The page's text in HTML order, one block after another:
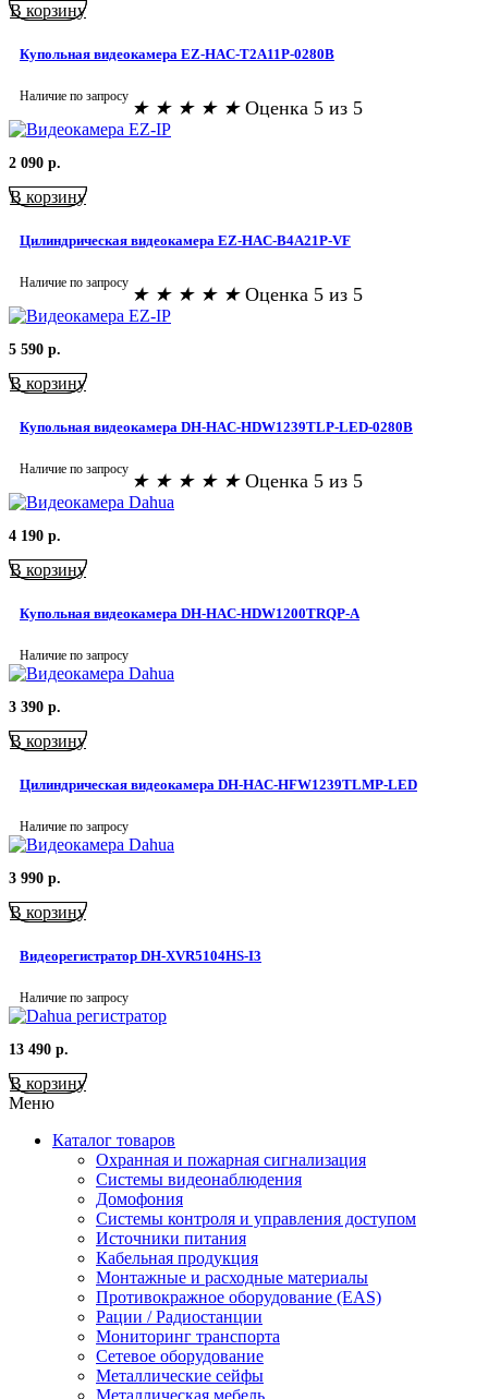
В корзину
Купольная видеокамера EZ-HAC-T2A11P-0280B
Наличие по запросу
★ ★ ★ ★ ★ Оценка 5 из 5
2 090 р.
В корзину
Цилиндрическая видеокамера EZ-HAC-B4A21P-VF
Наличие по запросу
★ ★ ★ ★ ★ Оценка 5 из 5
5 590 р.
В корзину
Купольная видеокамера DH-HAC-HDW1239TLP-LED-0280B
Наличие по запросу
★ ★ ★ ★ ★ Оценка 5 из 5
4 190 р.
В корзину
Купольная видеокамера DH-HAC-HDW1200TRQP-A
Наличие по запросу
3 390 р.
В корзину
Цилиндрическая видеокамера DH-HAC-HFW1239TLMP-LED
Наличие по запросу
3 990 р.
В корзину
Видеорегистратор DH-XVR5104HS-I3
Наличие по запросу
13 490 р.
В корзину
Меню
Каталог товаров
Охранная и пожарная сигнализация
Системы видеонаблюдения
Домофония
Системы контроля и управления доступом
Источники питания
Кабельная продукция
Монтажные и расходные материалы
Противокражное оборудование (EAS)
Рации / Радиостанции
Мониторинг транспорта
Сетевое оборудование
Металлические сейфы